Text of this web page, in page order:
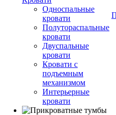
Односпальные
кровати
Полутораспальные
кровати
Двуспальные
кровати
Кровати с
подъемным
механизмом
Интерьерные
кровати